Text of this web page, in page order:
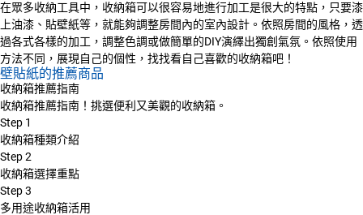
在眾多收納工具中，收納箱可以很容易地進行加工是很大的特點，只要漆
上油漆、貼壁紙等，就能夠調整房間內的室內設計。依照房間的風格，透
過各式各樣的加工，調整色調或做簡單的DIY演繹出獨創氣氛。依照使用
方法不同，展現自己的個性，找找看自己喜歡的收納箱吧！
壁貼紙的推薦商品
收納箱推薦指南
收納箱推薦指南！挑選便利又美觀的收納箱。
Step 1
收納箱種類介紹
Step2
收納箱選擇重點
Step3
多用途收納箱活用